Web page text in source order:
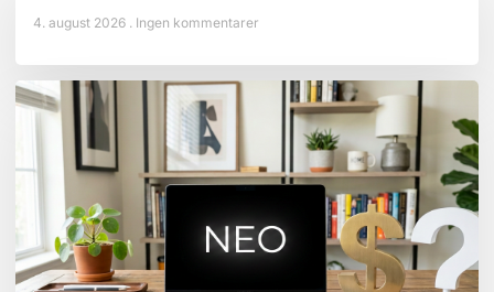
4. august 2026 Ingen kommentarer